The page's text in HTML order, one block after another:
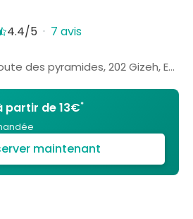
4.4/5 · 7 avis
des pyramides, 202 Gizeh, Egypte
partir de 13€*
maintenant